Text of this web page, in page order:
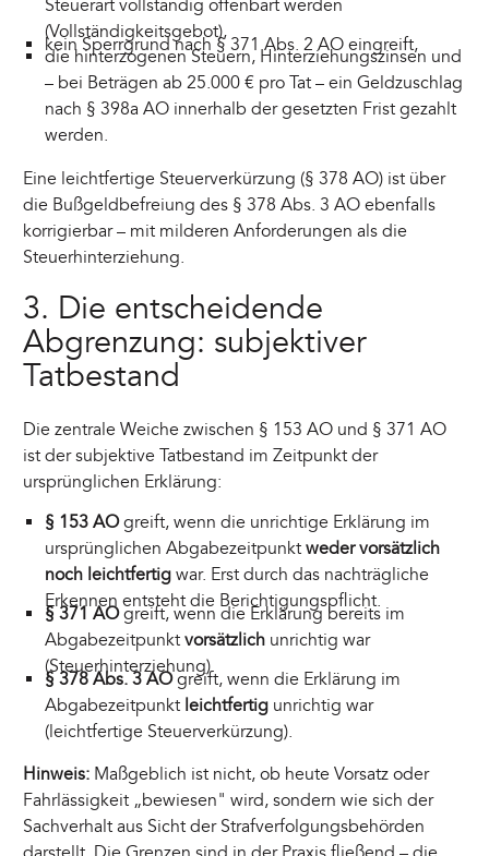
Steuerart vollständig offenbart werden
(Vollständigkeitsgebot),
kein Sperrgrund nach § 371 Abs. 2 AO eingreift,
die hinterzogenen Steuern, Hinterziehungszinsen und
– bei Beträgen ab 25.000 € pro Tat – ein Geldzuschlag
nach § 398a AO innerhalb der gesetzten Frist gezahlt
werden.
Eine leichtfertige Steuerverkürzung (§ 378 AO) ist über
die Bußgeldbefreiung des § 378 Abs. 3 AO ebenfalls
korrigierbar – mit milderen Anforderungen als die
Steuerhinterziehung.
3. Die entscheidende
Abgrenzung: subjektiver
Tatbestand
Die zentrale Weiche zwischen § 153 AO und § 371 AO
ist der subjektive Tatbestand im Zeitpunkt der
ursprünglichen Erklärung:
§ 153 AOgreift, wenn die unrichtige Erklärung im
ursprünglichen Abgabezeitpunkt weder vorsätzlich
noch leichtfertigwar. Erst durch das nachträgliche
Erkennen entsteht die Berichtigungspflicht.
§ 371 AOgreift, wenn die Erklärung bereits im
Abgabezeitpunkt vorsätzlichunrichtig war
(Steuerhinterziehung).
§ 378 Abs. 3 AOgreift, wenn die Erklärung im
Abgabezeitpunkt leichtfertigunrichtig war
(leichtfertige Steuerverkürzung).
Hinweis: Maßgeblich ist nicht, ob heute Vorsatz oder
Fahrlässigkeit „bewiesen" wird, sondern wie sich der
Sachverhalt aus Sicht der Strafverfolgungsbehörden